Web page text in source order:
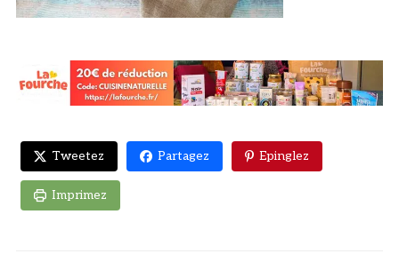
Tweetez Partagez Epinglez
Imprimez